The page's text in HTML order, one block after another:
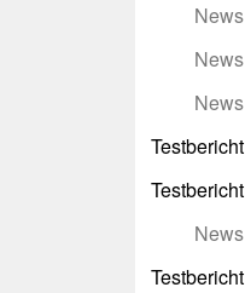
News
News
News
Testbericht
Testbericht
News
Testbericht